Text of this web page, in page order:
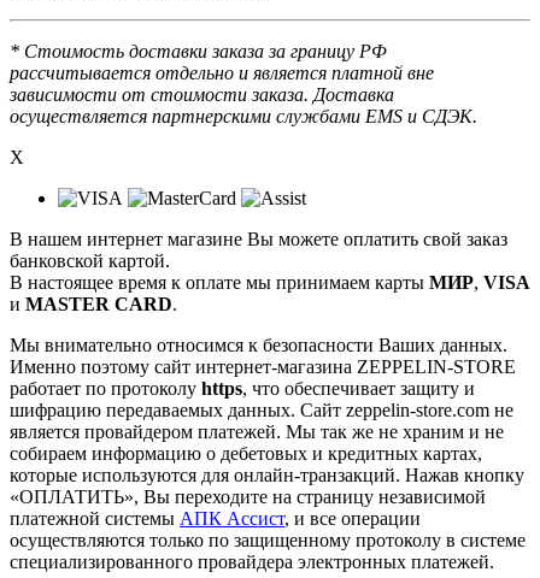
* Стоимость доставки заказа за границу РФ
рассчитывается отдельно и является платной вне
зависимости от стоимости заказа. Доставка
осуществляется партнерскими службами EMS и СДЭК.
X
В нашем интернет магазине Вы можете оплатить свой заказ
банковской картой.
В настоящее время к оплате мы принимаем карты МИР, VISA
и MASTER CARD.
Мы внимательно относимся к безопасности Ваших данных.
Именно поэтому сайт интернет-магазина ZEPPELIN-STORE
работает по протоколу https, что обеспечивает защиту и
шифрацию передаваемых данных. Сайт zeppelin-store.com не
является провайдером платежей. Мы так же не храним и не
собираем информацию о дебетовых и кредитных картах,
которые используются для онлайн-транзакций. Нажав кнопку
«ОПЛАТИТЬ», Вы переходите на страницу независимой
платежной системы АПК Ассист, и все операции
осуществляются только по защищенному протоколу в системе
специализированного провайдера электронных платежей.